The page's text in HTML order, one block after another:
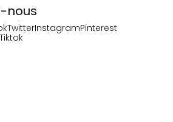
nous
TwitterInstagramPinterest
Tiktok